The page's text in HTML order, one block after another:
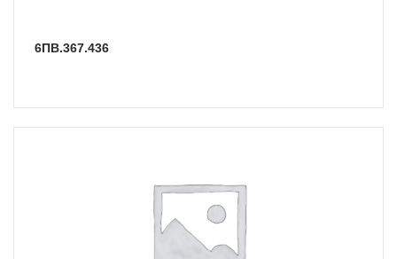
6ПВ.367.436